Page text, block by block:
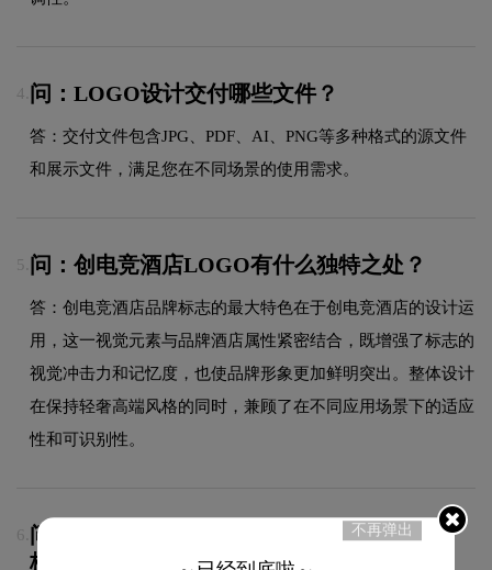
4. 问：LOGO设计交付哪些文件？
答：交付文件包含JPG、PDF、AI、PNG等多种格式的源文件
和展示文件，满足您在不同场景的使用需求。
5. 问：创电竞酒店LOGO有什么独特之处？
答：创电竞酒店品牌标志的最大特色在于创电竞酒店的设计运
用，这一视觉元素与品牌酒店属性紧密结合，既增强了标志的
视觉冲击力和记忆度，也使品牌形象更加鲜明突出。整体设计
在保持轻奢高端风格的同时，兼顾了在不同应用场景下的适应
性和可识别性。
6. 问：创电竞酒店的品牌logo属于什么设计风
格？
不再弹出